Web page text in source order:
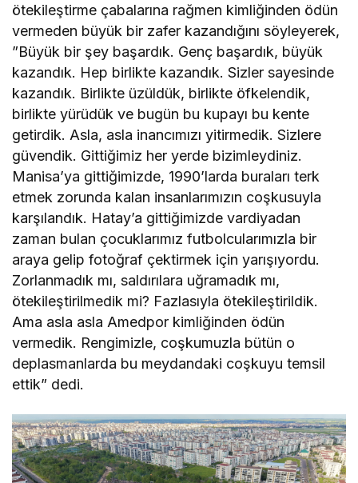
ötekileştirme çabalarına rağmen kimliğinden ödün
vermeden büyük bir zafer kazandığını söyleyerek,
”Büyük bir şey başardık. Genç başardık, büyük
kazandık. Hep birlikte kazandık. Sizler sayesinde
kazandık. Birlikte üzüldük, birlikte öfkelendik,
birlikte yürüdük ve bugün bu kupayı bu kente
getirdik. Asla, asla inancımızı yitirmedik. Sizlere
güvendik. Gittiğimiz her yerde bizimleydiniz.
Manisa’ya gittiğimizde, 1990’larda buraları terk
etmek zorunda kalan insanlarımızın coşkusuyla
karşılandık. Hatay’a gittiğimizde vardiyadan
zaman bulan çocuklarımız futbolcularımızla bir
araya gelip fotoğraf çektirmek için yarışıyordu.
Zorlanmadık mı, saldırılara uğramadık mı,
ötekileştirilmedik mi? Fazlasıyla ötekileştirildik.
Ama asla asla Amedpor kimliğinden ödün
vermedik. Rengimizle, coşkumuzla bütün o
deplasmanlarda bu meydandaki coşkuyu temsil
ettik” dedi.